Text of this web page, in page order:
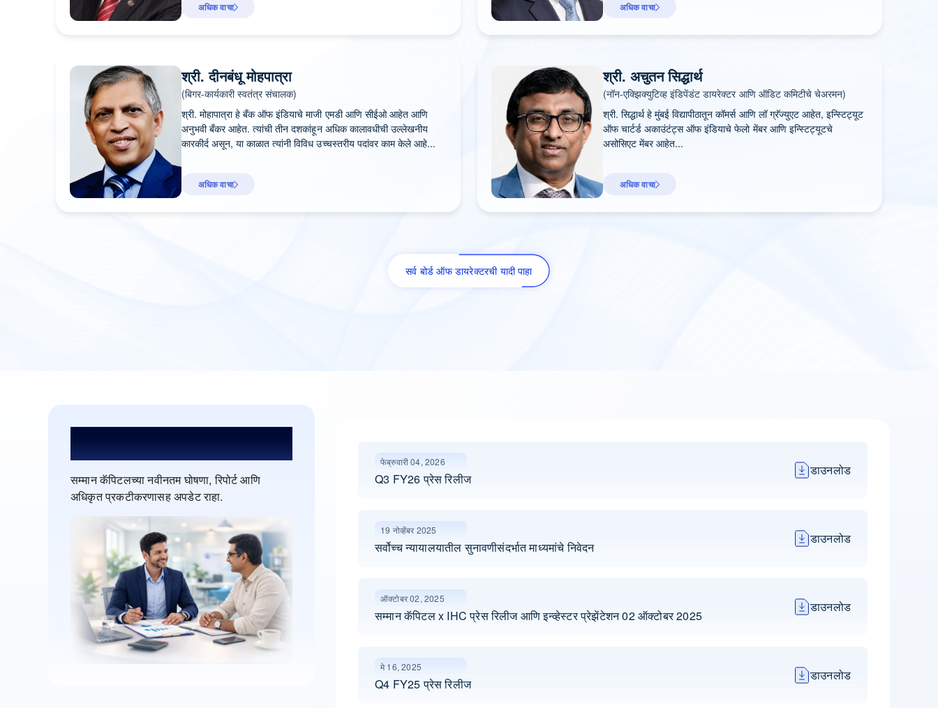
अधिक वाचा अधिक वाचा
श्री. दीनबंधू मोहपात्रा
(बिगर-कार्यकारी स्वतंत्र संचालक)
श्री. मोहापात्रा हे बँक ऑफ इंडियाचे माजी एमडी आणि सीईओ आहेत आणि
अनुभवी बँकर आहेत. त्यांची तीन दशकांहून अधिक कालावधीची उल्लेखनीय
कारकीर्द असून, या काळात त्यांनी विविध उच्चस्तरीय पदांवर काम केले आहे...
अधिक वाचा
श्री. अचुतन सिद्धार्थ
(नॉन-एक्झिक्युटिव्ह इंडिपेंडंट डायरेक्टर आणि ऑडिट कमिटीचे चेअरमन)
श्री. सिद्धार्थ हे मुंबई विद्यापीठातून कॉमर्स आणि लॉ ग्रॅज्युएट आहेत, इन्स्टिट्यूट
ऑफ चार्टर्ड अकाउंटंट्स ऑफ इंडियाचे फेलो मेंबर आणि इन्स्टिट्यूटचे
असोसिएट मेंबर आहेत...
अधिक वाचा
सर्व बोर्ड ऑफ डायरेक्टरची यादी पाहा
प्रेस मध्ये
सम्मान कॅपिटलच्या नवीनतम घोषणा, रिपोर्ट आणि
अधिकृत प्रकटीकरणासह अपडेट राहा.
फेब्रुवारी 04, 2026
Q3 FY26 प्रेस रिलीज
डाउनलोड
19 नोव्हेंबर 2025
सर्वोच्च न्यायालयातील सुनावणीसंदर्भात माध्यमांचे निवेदन
डाउनलोड
ऑक्टोबर 02, 2025
सम्मान कॅपिटल x IHC प्रेस रिलीज आणि इन्व्हेस्टर प्रेझेंटेशन 02 ऑक्टोबर 2025
डाउनलोड
मे 16, 2025
Q4 FY25 प्रेस रिलीज
डाउनलोड